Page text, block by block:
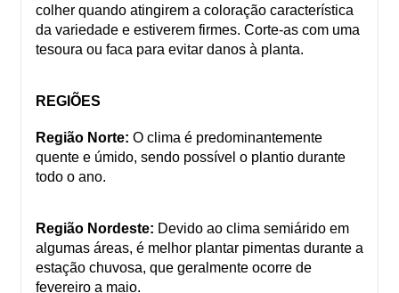
colher quando atingirem a coloração característica
da variedade e estiverem firmes. Corte-as com uma
tesoura ou faca para evitar danos à planta.
REGIÕES
Região Norte: O clima é predominantemente
quente e úmido, sendo possível o plantio durante
todo o ano.
Região Nordeste: Devido ao clima semiárido em
algumas áreas, é melhor plantar pimentas durante a
estação chuvosa, que geralmente ocorre de
fevereiro a maio.